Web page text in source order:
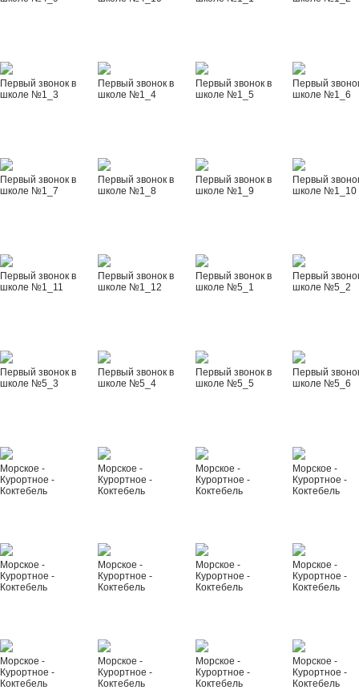
Первый звонок в
школе №1_3
Первый звонок в
школе №1_4
Первый звонок в
школе №1_5
Первый
школе №1_6
Первый звонок в
школе №1_7
Первый звонок в
школе №1_8
Первый звонок в
школе №1_9
Первый
школе №1_10
Первый звонок в
школе №1_11
Первый звонок в
школе №1_12
Первый звонок в
школе №5_1
Первый
школе №5_2
Первый звонок в
школе №5_3
Первый звонок в
школе №5_4
Первый звонок в
школе №5_5
Первый
школе №5_6
Морское -
Курортное -
Коктебель
Морское -
Курортное -
Коктебель
Морское -
Курортное -
Коктебель
Морское -
Курортное -
Коктебель
Морское -
Курортное -
Коктебель
Морское -
Курортное -
Коктебель
Морское -
Курортное -
Коктебель
Морское -
Курортное -
Коктебель
Морское -
Курортное -
Коктебель
Морское -
Курортное -
Коктебель
Морское -
Курортное -
Коктебель
Морское -
Курортное -
Коктебель